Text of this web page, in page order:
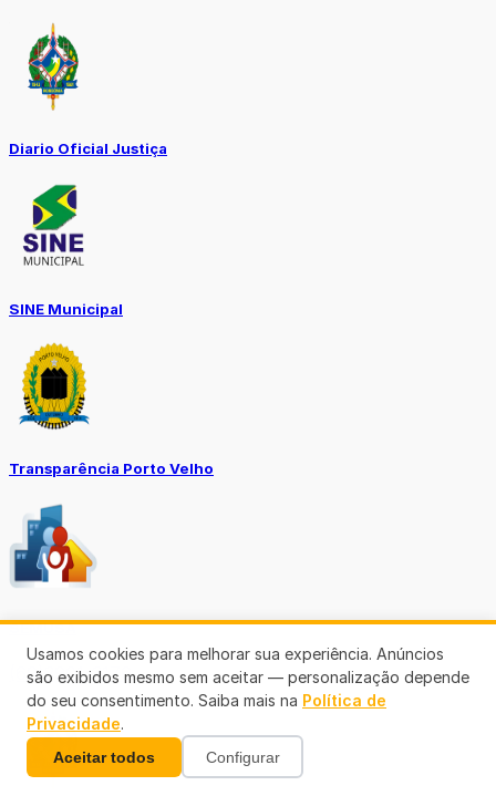
Diario Oficial Justiça
SINE Municipal
Transparência Porto Velho
SEMUSA
(69)3901-3176
Usamos cookies para melhorar sua experiência. Anúncios
são exibidos mesmo sem aceitar — personalização depende
do seu consentimento. Saiba mais na Política de
Privacidade.
Aceitar todos Configurar